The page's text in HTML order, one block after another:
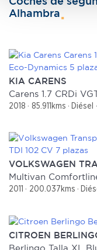
datos personales y
de cookies.
Las cookies de este
el contenido y los
nuestros partners
web, quienes
que les haya
partir del uso que
Alhambra
KIA CARENS
2018 85.911kms Diésel
VOLKSWAGEN
2011 200.037kms
CITROEN